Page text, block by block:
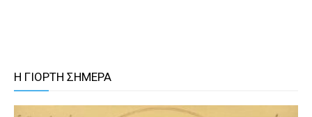
Η ΓΙΟΡΤΗ ΣΗΜΕΡΑ